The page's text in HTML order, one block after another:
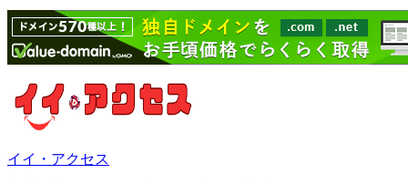
イイ・アクセス